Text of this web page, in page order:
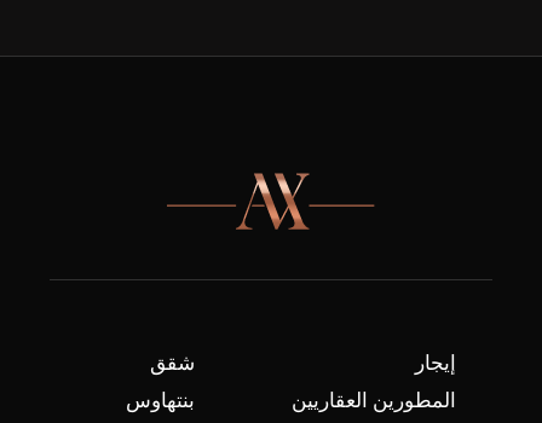
شقق
بنتهاوس
إيجار
المطورين العقاريين